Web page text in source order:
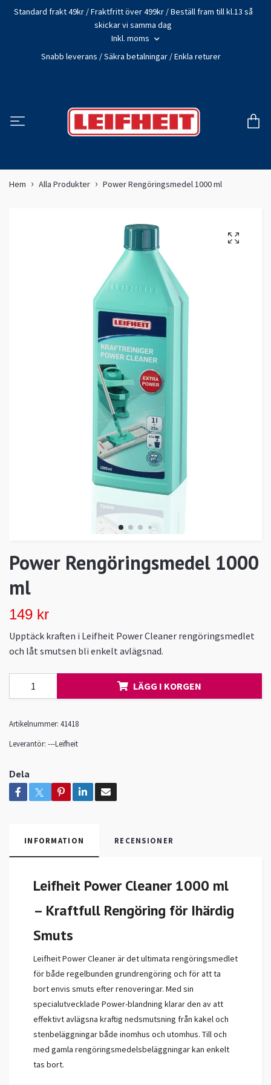
Standard frakt 49kr / Fraktfritt över 499kr / Beställ fram till kl.13 så
skickar vi samma dag
Inkl. moms
Snabb leverans / Säkra betalningar / Enkla returer
Hem Alla Produkter Power Rengöringsmedel 1000 ml
Power Rengöringsmedel 1000
ml
149 kr
Upptäck kraften i Leifheit Power Cleaner rengöringsmedlet
och låt smutsen bli enkelt avlägsnad.
LÄGG I KORGEN
Artikelnummer: 41418
Leverantör: ---Leifheit
Dela
INFORMATION RECENSIONER
Leifheit Power Cleaner 1000 ml
– Kraftfull Rengöring för Ihärdig
Smuts
Leifheit Power Cleaner är det ultimata rengöringsmedlet
för både regelbunden grundrengöring och för att ta
bort envis smuts efter renoveringar. Med sin
specialutvecklade Power-blandning klarar den av att
effektivt avlägsna kraftig nedsmutsning från kakel och
stenbeläggningar både inomhus och utomhus. Till och
med gamla rengöringsmedelsbeläggningar kan enkelt
tas bort.